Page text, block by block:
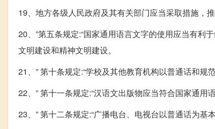
19、地方各级人民政府及其有关部门应当采取措施，
20、”第五条规定:“国家通用语言文字的使用应当有利
文明建设和精神文明建设。
21、” 第十条规定:“学校及其他教育机构以普通话和规
22、” 第十一条规定:“汉语文出版物应当符合国家通用
23、” 第十二条规定:“广播电台、电视台以普通话为基